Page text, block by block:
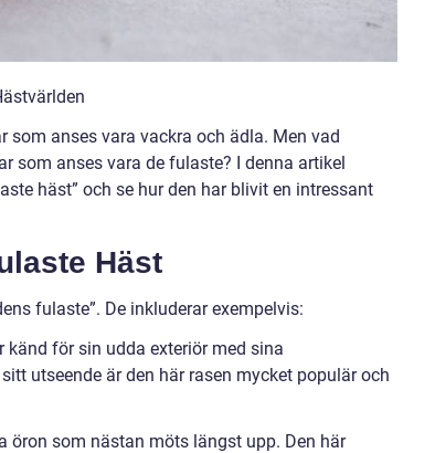
som anses vara vackra och ädla. Men vad
som anses vara de fulaste? I denna artikel
häst” och se hur den har blivit en intressant
Häst
fulaste”. De inkluderar exempelvis:
för sin udda exteriör med sina
utseende är den här rasen mycket populär och
öron som nästan möts längst upp. Den här